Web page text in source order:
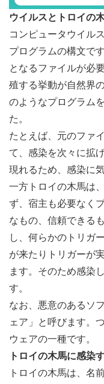
ウイルスとトロイの
コンピュータウイル
プログラムの構文で
となるファイルが必
殖する挙動が自然界
のようなプログラム
た。
たとえば、元のファ
て、感染を次々に拡
現れるため、感染に
一方トロイの木馬は
ず、宿主も必要なく
なもの、信頼できる
し、何らかのトリガ
が来たりトリガーが
ます。そのため感染
す。
なお、悪意のあるソ
ェア」と呼びます。
ウェアの一種です。
トロイの木馬に感染
トロイの木馬は、名